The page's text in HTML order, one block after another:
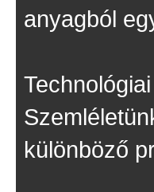
anyagból
különböző